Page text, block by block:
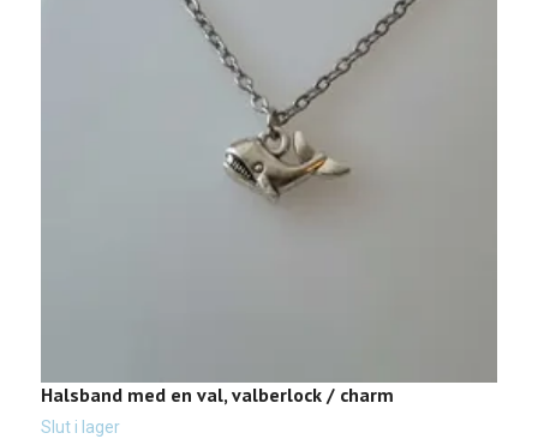
Halsband med en val, valberlock / charm
Slut i lager